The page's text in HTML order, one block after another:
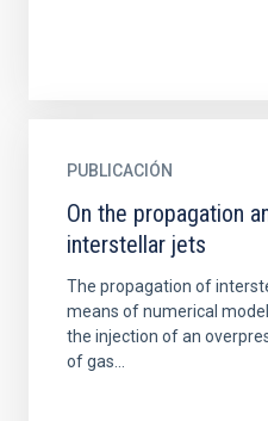
PUBLICACIÓN
On the propagation
interstellar jets
The propagation of
means of numerical
the injection of an
of gas...